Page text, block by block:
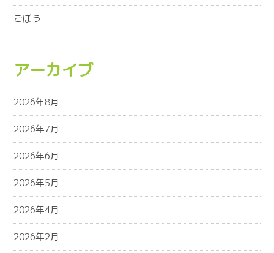
ごぼう
アーカイブ
2026年8月
2026年7月
2026年6月
2026年5月
2026年4月
2026年2月